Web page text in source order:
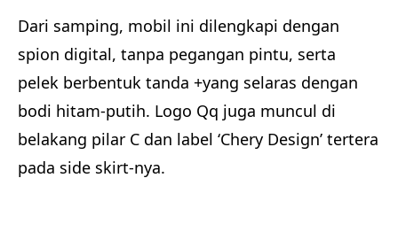
Dari samping, mobil ini dilengkapi dengan
spion digital, tanpa pegangan pintu, serta
pelek berbentuk tanda +yang selaras dengan
bodi hitam-putih. Logo Qq juga muncul di
belakang pilar C dan label ‘Chery Design’ tertera
pada side skirt-nya.